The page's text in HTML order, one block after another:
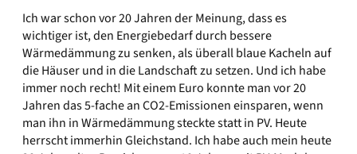
Ich war schon vor 20 Jahren der Meinung, dass es
wichtiger ist, den Energiebedarf durch bessere
Wärmedämmung zu senken, als überall blaue Kacheln auf
die Häuser und in die Landschaft zu setzen. Und ich habe
immer noch recht! Mit einem Euro konnte man vor 20
Jahren das 5-fache an CO2-Emissionen einsparen, wenn
man ihn in Wärmedämmung steckte statt in PV. Heute
herrscht immerhin Gleichstand. Ich habe auch mein heute